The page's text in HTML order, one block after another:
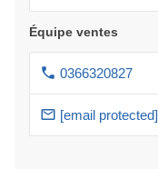
Équipe ventes
0366320827
[email protected]